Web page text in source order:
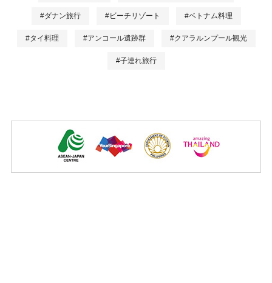
#ダナン旅行 #ビーチリゾート #ベトナム料理
#タイ料理 #アンコール遺跡群 #クアラルンプール観光
#子連れ旅行